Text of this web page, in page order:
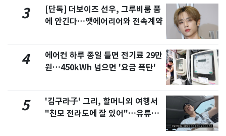
3
[단독] 더보이즈 선우, 그루비룸 품
에 안긴다…앳에어리어와 전속계약
4
에어컨 하루 종일 틀면 전기료 29만
원…450kWh 넘으면 '요금 폭탄'
5
'김구라子' 그리, 할머니외 여행서
"친모 전라도에 잘 있어"…유튜브